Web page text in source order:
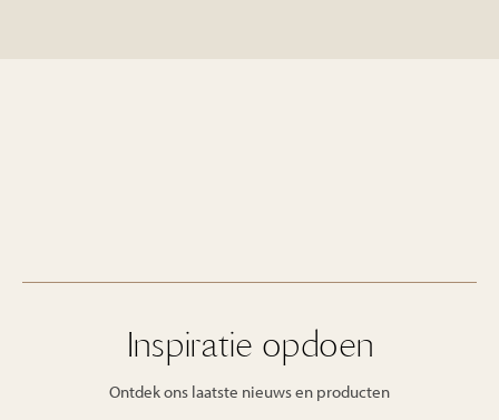
Inspiratie opdoen
Ontdek ons laatste nieuws en producten